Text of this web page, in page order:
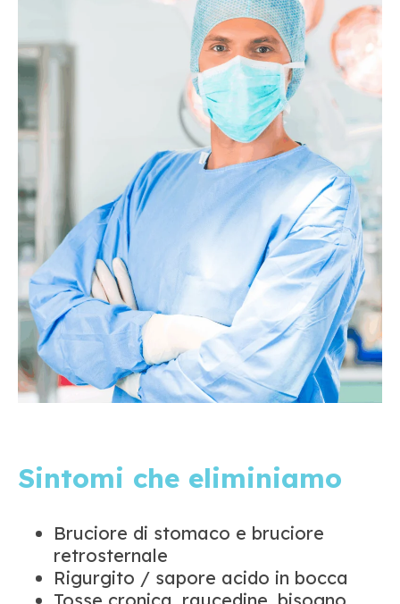
Sintomi che eliminiamo
Bruciore di stomaco e bruciore
retrosternale
Rigurgito / sapore acido in bocca